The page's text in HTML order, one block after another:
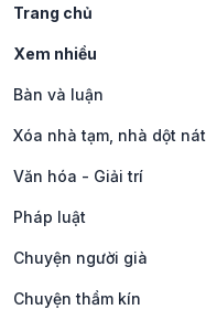
Trang chủ
Xem nhiều
Bàn và luận
Xóa nhà tạm, nhà dột nát
Văn hóa - Giải trí
Pháp luật
Chuyện người già
Chuyện thầm kín